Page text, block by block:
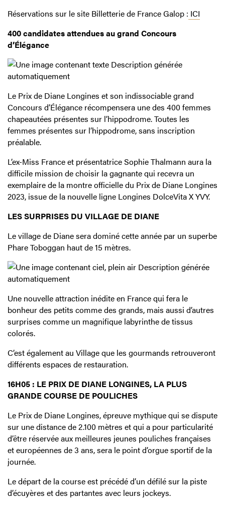
Réservations sur le site Billetterie de France Galop : ICI
400 candidates attendues au grand Concours
d’Élégance
Le Prix de Diane Longines et son indissociable grand
Concours d’Élégance récompensera une des 400 femmes
chapeautées présentes sur l’hippodrome. Toutes les
femmes présentes sur l’hippodrome, sans inscription
préalable.
L’ex-Miss France et présentatrice Sophie Thalmann aura la
difficile mission de choisir la gagnante qui recevra un
exemplaire de la montre officielle du Prix de Diane Longines
2023, issue de la nouvelle ligne Longines DolceVita X YVY.
LES SURPRISES DU VILLAGE DE DIANE
Le village de Diane sera dominé cette année par un superbe
Phare Toboggan haut de 15 mètres.
Une nouvelle attraction inédite en France qui fera le
bonheur des petits comme des grands, mais aussi d’autres
surprises comme un magnifique labyrinthe de tissus
colorés.
C’est également au Village que les gourmands retrouveront
différents espaces de restauration.
16H05 : LE PRIX DE DIANE LONGINES, LA PLUS
GRANDE COURSE DE POULICHES
Le Prix de Diane Longines, épreuve mythique qui se dispute
sur une distance de 2.100 mètres et qui a pour particularité
d’être réservée aux meilleures jeunes pouliches françaises
et européennes de 3 ans, sera le point d’orgue sportif de la
journée.
Le départ de la course est précédé d’un défilé sur la piste
d’écuyères et des partantes avec leurs jockeys.